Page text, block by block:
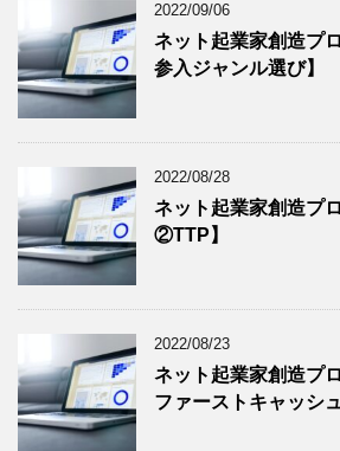
2022/09/06
ネット起業家創造プ
参入ジャンル選び】
2022/08/28
ネット起業家創造プ
②TTP】
2022/08/23
ネット起業家創造プ
ファーストキャッシュ